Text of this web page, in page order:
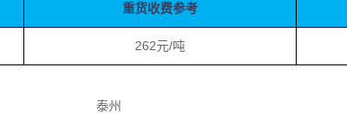
重货收费参考
262元/吨
泰州